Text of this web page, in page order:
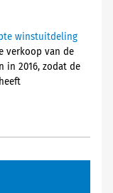
winstuitdeling
verkoop van de
in 2016, zodat de